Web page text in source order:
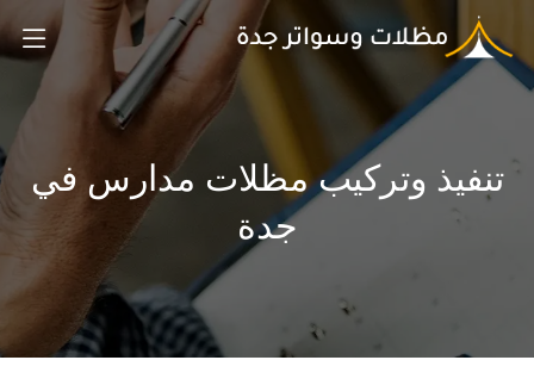
تنفيذ وتركيب مظلات مدارس في
جدة